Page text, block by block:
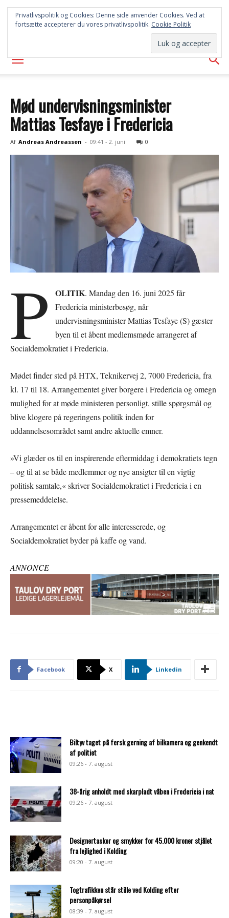
SYD
AVISEN
Mød undervisningsminister
Mattias Tesfaye i Fredericia
Af Andreas Andreassen - 09:41 - 2. juni 0
P OLITIK. Mandag den 16. juni 2025 får
Fredericia ministerbesøg, når
undervisningsminister Mattias Tesfaye (S) gæster
byen til et åbent medlemsmøde arrangeret af
Socialdemokratiet i Fredericia.
Mødet finder sted på HTX, Teknikervej 2, 7000 Fredericia, fra
kl. 17 til 18. Arrangementet giver borgere i Fredericia og omegn
mulighed for at møde ministeren personligt, stille spørgsmål og
blive klogere på regeringens politik inden for
uddannelsesområdet samt andre aktuelle emner.
»Vi glæder os til en inspirerende eftermiddag i demokratiets tegn
– og til at se både medlemmer og nye ansigter til en vigtig
politisk samtale,« skriver Socialdemokratiet i Fredericia i en
pressemeddelelse.
Arrangementet er åbent for alle interesserede, og
Socialdemokratiet byder på kaffe og vand.
ANNONCE
Facebook X Linkedin
Biltyv taget på fersk gerning af bilkamera og genkendt
af politiet
09:26 - 7. august
38-årig anholdt med skarpladt våben i Fredericia i nat
09:26 - 7. august
Designertasker og smykker for 45.000 kroner stjålet
fra lejlighed i Kolding
09:20 - 7. august
Togtrafikken står stille ved Kolding efter
personpåkørsel
08:39 - 7. august
Privatlivspolitik og Cookies: Denne side anvender Cookies. Ved at
fortsætte accepterer du vores privatlivspolitik. Cookie Politik